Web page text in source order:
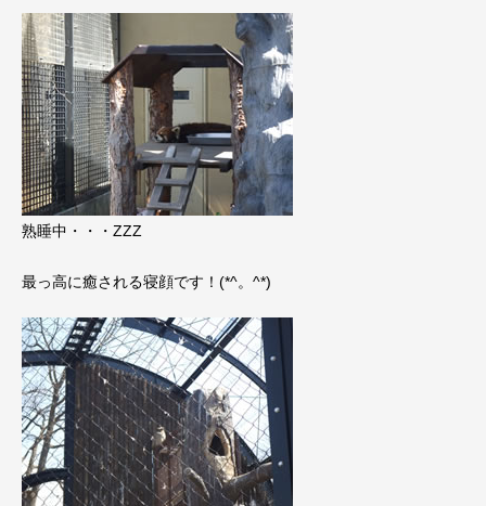
熟睡中・・・ZZZ
最っ高に癒される寝顔です！(*^。^*)